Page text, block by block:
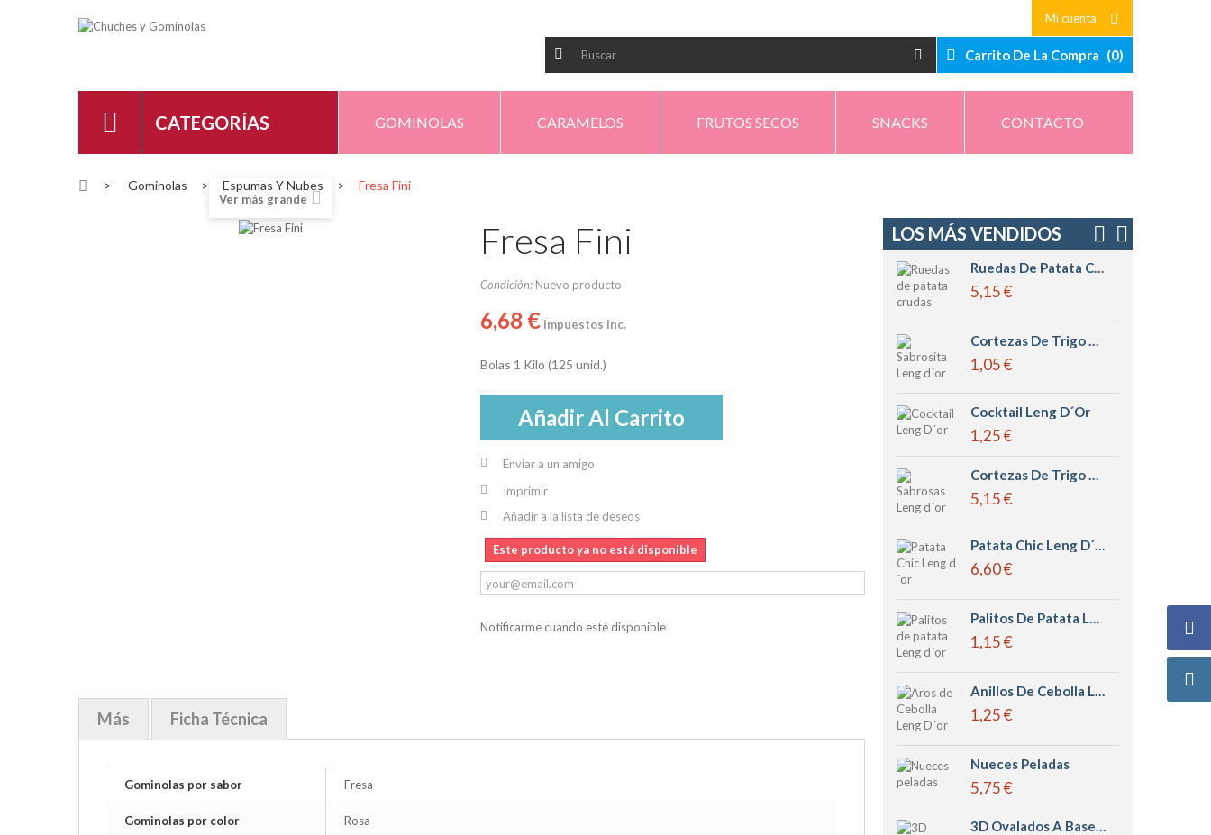
Mi cuenta
Carrito De La Compra (0)
CATEGORÍAS GOMINOLAS CARAMELOS FRUTOS SECOS SNACKS CONTACTO
> Gominolas > Espumas Y Nubes > Fresa Fini
Ver más grande
Fresa Fini
Condición: Nuevo producto
6,68 € impuestos inc.
Bolas 1 Kilo (125 unid.)
Añadir Al Carrito
Enviar a un amigo
Imprimir
Añadir a la lista de deseos
Este producto ya no está disponible
Notificarme cuando esté disponible
Más Ficha Técnica
Gominolas por sabor Fresa
Gominolas por color Rosa
LOS MÁS VENDIDOS
Ruedas De Patata Crudas Leng D´or
5,15 €
Cortezas De Trigo Pequeñas Sabrositas Leng D´or
1,05 €
Cocktail Leng D´or
1,25 €
Cortezas De Trigo Grandes Sabrosas Leng D´or
5,15 €
Patata Chic Leng D´or
6,60 €
Palitos De Patata Leng D´or
1,15 €
Anillos De Cebolla Leng D´or
1,25 €
Nueces Peladas
5,75 €
3D Ovalados A Base De Maíz Leng D´or